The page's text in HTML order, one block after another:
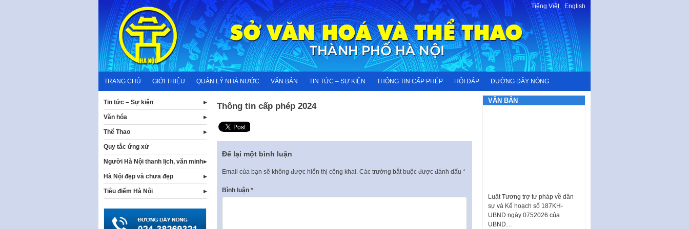
content
Tiếng Việt-English
TRANG CHỦ GIỚI THIỆU QUẢN LÝ NHÀ NƯỚC VĂN BẢN TIN TỨC – SỰ KIỆN THÔNG TIN CẤP PHÉP HỎI ĐÁP ĐƯỜNG DÂY NÓNG
Thông tin cấp phép 2024
Để lại một bình luận
Email của bạn sẽ không được hiển thị công khai. Các trường bắt buộc được đánh dấu *
Bình luận *
Tin tức – Sự kiện
Văn hóa
Thể Thao
Quy tắc ứng xử
Người Hà Nội thanh lịch, văn minh
Hà Nội đẹp và chưa đẹp
Tiêu điểm Hà Nội
VĂN BẢN
sự và Kế hoạch số 187KH-
UBND ngày 0752026 của
UBND…